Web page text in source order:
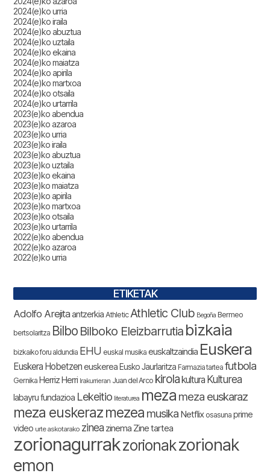
2024(e)ko urria
2024(e)ko iraila
2024(e)ko abuztua
2024(e)ko uztaila
2024(e)ko ekaina
2024(e)ko maiatza
2024(e)ko apirila
2024(e)ko martxoa
2024(e)ko otsaila
2024(e)ko urtarrila
2023(e)ko abendua
2023(e)ko azaroa
2023(e)ko urria
2023(e)ko iraila
2023(e)ko abuztua
2023(e)ko uztaila
2023(e)ko ekaina
2023(e)ko maiatza
2023(e)ko apirila
2023(e)ko martxoa
2023(e)ko otsaila
2023(e)ko urtarrila
2022(e)ko abendua
2022(e)ko azaroa
2022(e)ko urria
ETIKETAK
Adolfo Arejitaantzerkia Athletic Athletic Club Begoña Bermeo
bertsolaritza Bilbo Bilboko Eleizbarrutia bizkaia
bizkaiko foru aldundia EHU euskal musika euskaltzaindia Euskera
Euskera Hobetzeneuskerea Eusko Jaurlaritza Farmazia tartea futbola
Gernika Herriz Herri Irakurrieran Juan del Arco kirolakultura Kulturea
labayru fundazioa Lekeitio literaturea meza meza euskaraz
meza euskerazmezea musika Netflix osasuna prime
video urte askotarako zinea zinema Zine tartea
zorionagurrakzorionakzorionak
emon